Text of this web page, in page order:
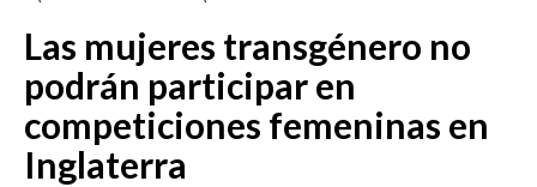
EMISIÓN 12:30 PM
EMISIÓN 7:00 PM
Las mujeres transgénero no
podrán participar en
competiciones femeninas en
Inglaterra